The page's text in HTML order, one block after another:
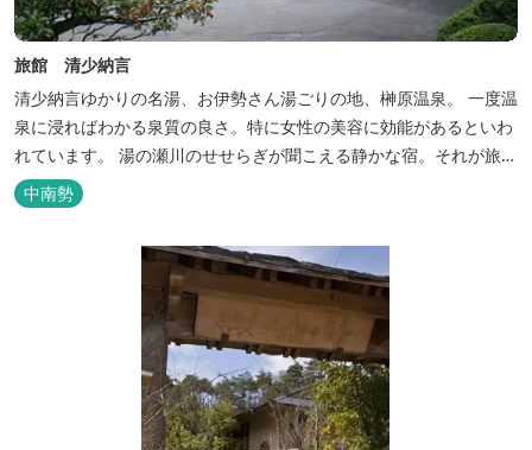
旅館 清少納言
清少納言ゆかりの名湯、お伊勢さん湯ごりの地、榊原温泉。 一度温
泉に浸ればわかる泉質の良さ。特に女性の美容に効能があるといわ
れています。 湯の瀬川のせせらぎが聞こえる静かな宿。それが旅
館 清少納言です。柔らかく滑らかな安らぎの湯や旬の味、心のこ
もったおもてなしを心掛けております。 日頃の喧騒から離れ、平安
中南勢